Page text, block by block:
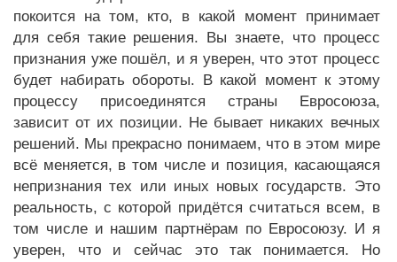
покоится на том, кто, в какой момент принимает
для себя такие решения. Вы знаете, что процесс
признания уже пошёл, и я уверен, что этот процесс
будет набирать обороты. В какой момент к этому
процессу присоединятся страны Евросоюза,
зависит от их позиции. Не бывает никаких вечных
решений. Мы прекрасно понимаем, что в этом мире
всё меняется, в том числе и позиция, касающаяся
непризнания тех или иных новых государств. Это
реальность, с которой придётся считаться всем, в
том числе и нашим партнёрам по Евросоюзу. И я
уверен, что и сейчас это так понимается. Но